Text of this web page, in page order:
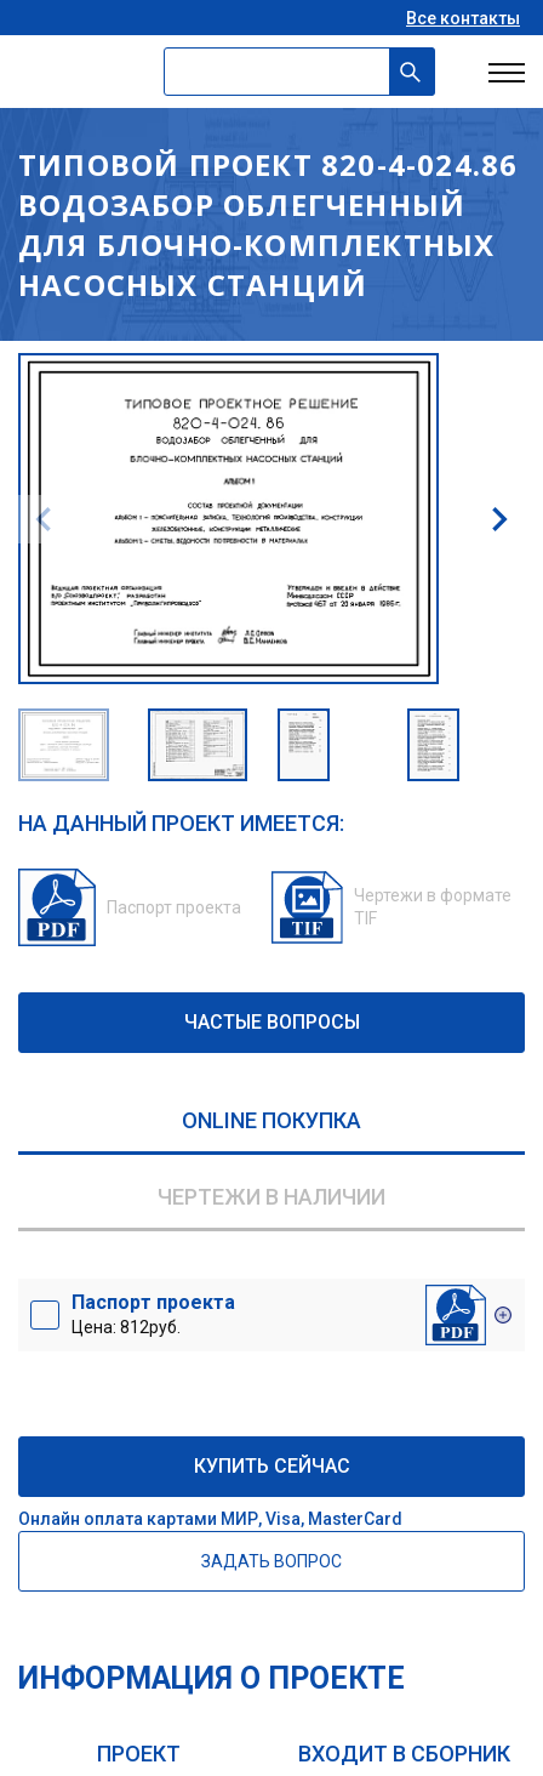
Все контакты
ТИПОВОЙ ПРОЕКТ 820-4-024.86
ВОДОЗАБОР ОБЛЕГЧЕННЫЙ
ДЛЯ БЛОЧНО-КОМПЛЕКТНЫХ
НАСОСНЫХ СТАНЦИЙ
НА ДАННЫЙ ПРОЕКТ ИМЕЕТСЯ:
Паспорт проекта
Чертежи в формате
TIF
ЧАСТЫЕ ВОПРОСЫ
ONLINE ПОКУПКА
ЧЕРТЕЖИ В НАЛИЧИИ
Паспорт проекта
Цена: 812руб.
КУПИТЬ СЕЙЧАС
Онлайн оплата картами МИР, Visa, MasterCard
ЗАДАТЬ ВОПРОС
ИНФОРМАЦИЯ О ПРОЕКТЕ
ПРОЕКТ
ВХОДИТ В СБОРНИК